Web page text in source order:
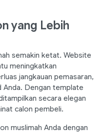
yang Lebih
semakin ketat. Website
meningkatkan
jangkauan pemasaran,
Dengan template
secara elegan
calon pembeli.
muslimah Anda dengan